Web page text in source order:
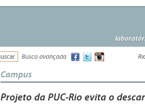
Busca avançada
Campus
Projeto da PUC-Rio evita o